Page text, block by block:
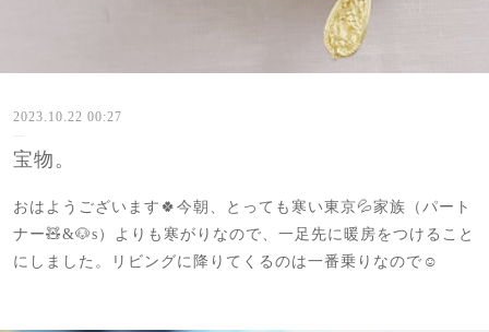
2023.10.22 00:27
宝物。
おはようございます🍀今朝、とっても寒い東京💦家族（パート
ナー🧸&🐶s）よりも寒がりなので、一足先に暖房をつけること
にしました。リビングに降りてくるのは一番乗りなので☺️